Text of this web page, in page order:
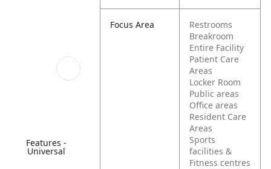
Features -
Universal
Focus Area
Restrooms
Breakroom
Entire Facility
Patient Care
Areas
Locker Room
Public areas
Office areas
Resident Care
Areas
Sports
facilities &
Fitness centres